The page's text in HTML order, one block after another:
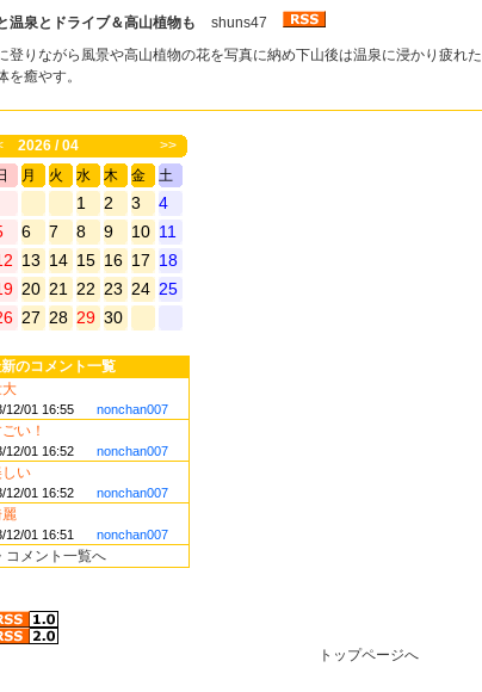
温泉とドライブ＆高山植物も
shuns47
登りながら風景や高山植物の花を写真に納め下山後は温泉に浸かり疲れた
を癒やす。
2026 / 04
>>
月 火 水 木 金 土
1 2 3
4
6 7 8 9 10 11
13 14 15 16 17 18
20 21 22 23 24 25
27 28 29 30
のコメント一覧
12/01 16:55 nonchan007
い！
12/01 16:52 nonchan007
い
12/01 16:52 nonchan007
12/01 16:51 nonchan007
コメント一覧へ
トップページへ